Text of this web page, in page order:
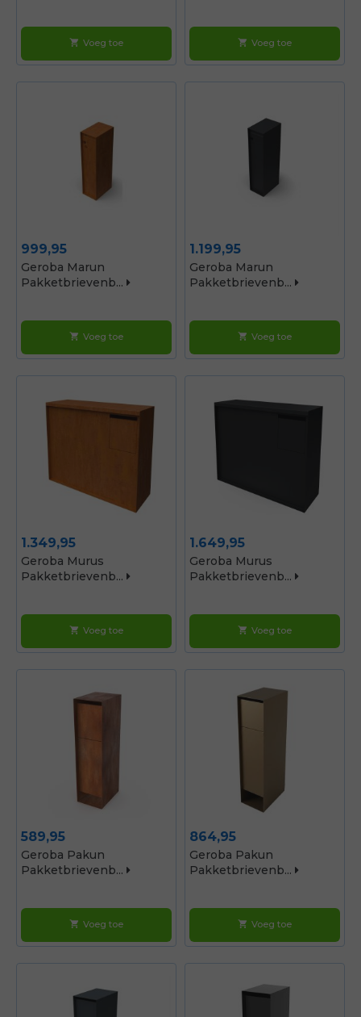
shopping_cart Voeg toe shopping_cart Voeg toe
Prijs
999,95
Geroba Marun
Pakketbrievenb...
shopping_cart Voeg toe
Prijs
1.199,95
Geroba Marun
Pakketbrievenb...
shopping_cart Voeg toe
Prijs
1.349,95
Geroba Murus
Pakketbrievenb...
shopping_cart Voeg toe
Prijs
1.649,95
Geroba Murus
Pakketbrievenb...
shopping_cart Voeg toe
Prijs
589,95
Geroba Pakun
Pakketbrievenb...
shopping_cart Voeg toe
Prijs
864,95
Geroba Pakun
Pakketbrievenb...
shopping_cart Voeg toe